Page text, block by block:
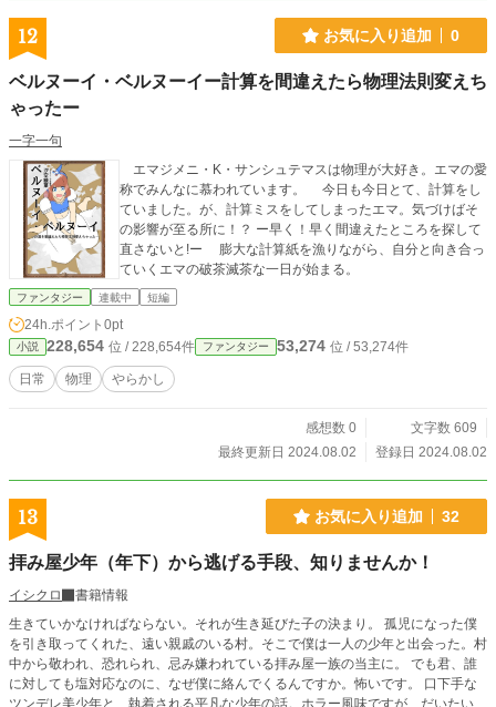
12 お気に入り追加 0
ベルヌーイ・ベルヌーイー計算を間違えたら物理法則変えち
ゃったー
一字一句
エマジメニ・K・サンシュテマスは物理が大好き。エマの愛
称でみんなに慕われています。 今日も今日とて、計算をし
ていました。が、計算ミスをしてしまったエマ。気づけばそ
の影響が至る所に！？ ー早く！早く間違えたところを探して
直さないと!ー 膨大な計算紙を漁りながら、自分と向き合っ
ていくエマの破茶滅茶な一日が始まる。
ファンタジー 連載中 短編
24h.ポイント 0pt
小説 228,654 位 / 228,654件 ファンタジー 53,274 位 / 53,274件
日常 物理 やらかし
感想数 0
文字数 609
最終更新日 2024.08.02
登録日 2024.08.02
13 お気に入り追加 32
拝み屋少年（年下）から逃げる手段、知りませんか！
イシクロ
書籍情報
生きていかなければならない。それが生き延びた子の決まり。 孤児になった僕
を引き取ってくれた、遠い親戚のいる村。そこで僕は一人の少年と出会った。村
中から敬われ、恐れられ、忌み嫌われている拝み屋一族の当主に。 でも君、誰
に対しても塩対応なのに、なぜ僕に絡んでくるんですか。怖いです。 口下手な
ツンデレ美少年と、執着される平凡な少年の話。ホラー風味ですが、だいたい物